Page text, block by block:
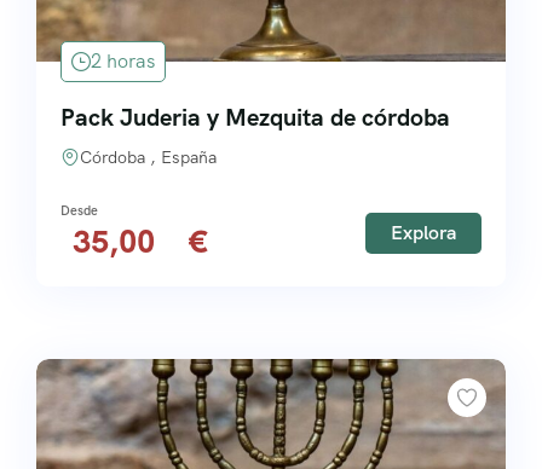
2 horas
Pack Juderia y Mezquita de córdoba
Córdoba , España
35,00 Explora